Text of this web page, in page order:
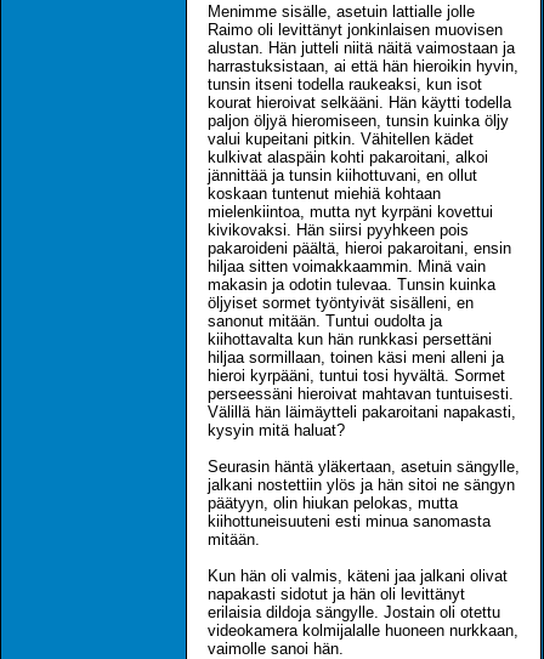
Menimme sisälle, asetuin lattialle jolle
Raimo oli levittänyt jonkinlaisen muovisen
alustan. Hän jutteli niitä näitä vaimostaan ja
harrastuksistaan, ai että hän hieroikin hyvin,
tunsin itseni todella raukeaksi, kun isot
kourat hieroivat selkääni. Hän käytti todella
paljon öljyä hieromiseen, tunsin kuinka öljy
valui kupeitani pitkin. Vähitellen kädet
kulkivat alaspäin kohti pakaroitani, alkoi
jännittää ja tunsin kiihottuvani, en ollut
koskaan tuntenut miehiä kohtaan
mielenkiintoa, mutta nyt kyrpäni kovettui
kivikovaksi. Hän siirsi pyyhkeen pois
pakaroideni päältä, hieroi pakaroitani, ensin
hiljaa sitten voimakkaammin. Minä vain
makasin ja odotin tulevaa. Tunsin kuinka
öljyiset sormet työntyivät sisälleni, en
sanonut mitään. Tuntui oudolta ja
kiihottavalta kun hän runkkasi persettäni
hiljaa sormillaan, toinen käsi meni alleni ja
hieroi kyrpääni, tuntui tosi hyvältä. Sormet
perseessäni hieroivat mahtavan tuntuisesti.
Välillä hän läimäytteli pakaroitani napakasti,
kysyin mitä haluat?
Seurasin häntä yläkertaan, asetuin sängylle,
jalkani nostettiin ylös ja hän sitoi ne sängyn
päätyyn, olin hiukan pelokas, mutta
kiihottuneisuuteni esti minua sanomasta
mitään.
Kun hän oli valmis, käteni jaa jalkani olivat
napakasti sidotut ja hän oli levittänyt
erilaisia dildoja sängylle. Jostain oli otettu
videokamera kolmijalalle huoneen nurkkaan,
vaimolle sanoi hän.